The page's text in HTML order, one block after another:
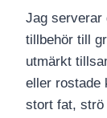
Jag serverar
tillbehör till
utmärkt
eller rostade
stort fat, strö